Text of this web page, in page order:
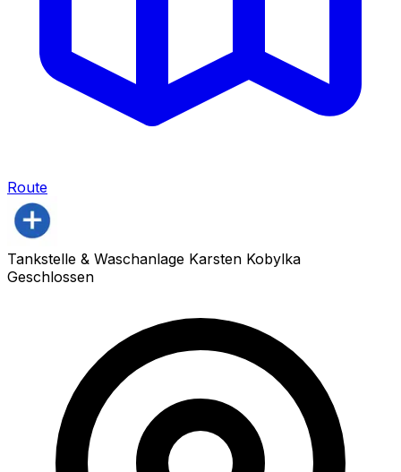
Route
Tankstelle & Waschanlage Karsten Kobylka
Geschlossen